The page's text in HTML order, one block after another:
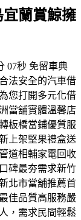
蘭賞鯨擁
07秒 免留車典
法安全的汽車借
您打開多元化借
當舖實體溫馨店
板橋當鋪優質服
上架堅果禮盒送
道相輔家電回收
碑最夯需求新竹
北市當舖推薦首
佳品質高服務嚴
，需求民間輕鬆